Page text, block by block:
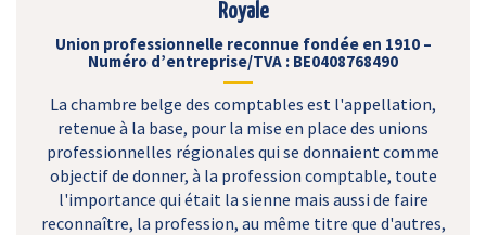
Royale
Union professionnelle reconnue fondée en 1910 –
Numéro d’entreprise/TVA : BE0408768490
La chambre belge des comptables est l'appellation,
retenue à la base, pour la mise en place des unions
professionnelles régionales qui se donnaient comme
objectif de donner, à la profession comptable, toute
l'importance qui était la sienne mais aussi de faire
reconnaître, la profession, au même titre que d'autres,